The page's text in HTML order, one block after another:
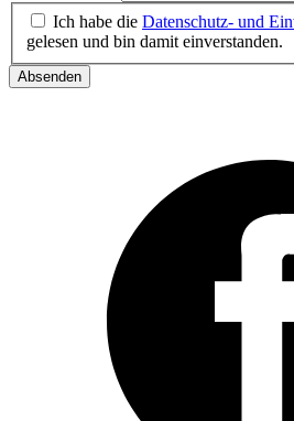
Ich habe die Datenschutz- und
gelesen und bin damit einverstanden.
Absenden